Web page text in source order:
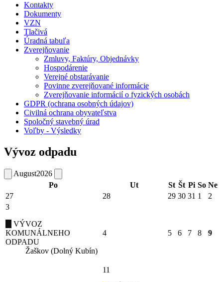
Kontakty
Dokumenty
VZN
Tlačivá
Úradná tabuľa
Zverejňovanie
Zmluvy, Faktúry, Objednávky
Hospodárenie
Verejné obstarávanie
Povinne zverejňované informácie
Zverejňovanie informácií o fyzických osobách
GDPR (ochrana osobných údajov)
Civilná ochrana obyvateľstva
Spoločný stavebný úrad
Voľby - Výsledky
Vývoz odpadu
August2026
Po
Ut St Št Pi So Ne
27
28 29 30 31 1
2
3
VÝVOZ
KOMUNÁLNEHO
ODPADU
Žaškov (Dolný Kubín)
4 5 6 7 8 9
11